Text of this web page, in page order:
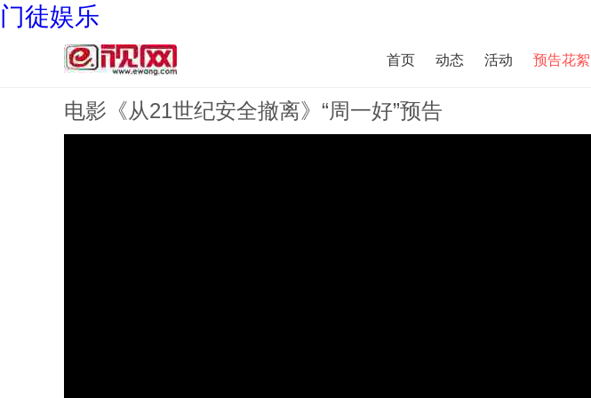
门徒娱乐
首页 动态 活动 预告花絮
电影《从21世纪安全撤离》“周一好”预告